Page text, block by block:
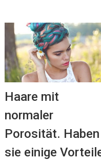
Haare mit
normaler
Porosität. Haben
sie einige